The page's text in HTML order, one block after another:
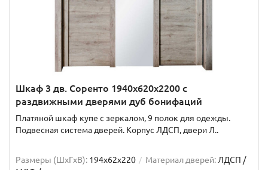
Шкаф 3 дв. Соренто 1940x620x2200 с
раздвижными дверями дуб бонифаций
Платяной шкаф купе с зеркалом, 9 полок для одежды.
Подвесная система дверей. Корпус ЛДСП, двери Л..
Размеры (ШxГxВ): 194x62x220 Материал дверей: ЛДСП /